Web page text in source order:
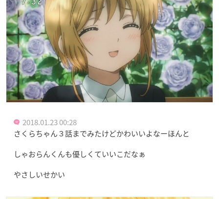
2018.01.23 00:28
さくらちゃん３話までみたけどかわいいよなーほんと
しゃおらんくんも優しくていいこだなぁ
やさしいせかい